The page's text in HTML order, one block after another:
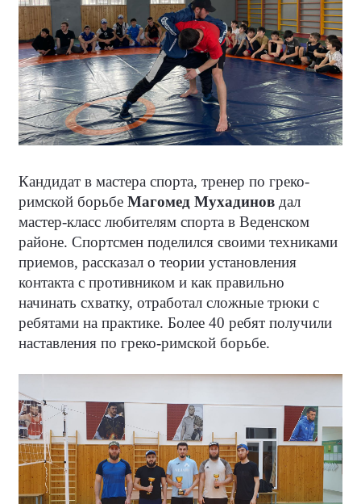
Кандидат в мастера спорта, тренер по греко-
римской борьбе Магомед Мухадинов дал
мастер-класс любителям спорта в Веденском
районе. Спортсмен поделился своими техниками
приемов, рассказал о теории установления
контакта с противником и как правильно
начинать схватку, отработал сложные трюки с
ребятами на практике. Более 40 ребят получили
наставления по греко-римской борьбе.